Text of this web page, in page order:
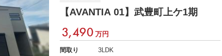
【AVANTIA 01】 武豊町上ケ1期
3,490 万円
間取り
3LDK